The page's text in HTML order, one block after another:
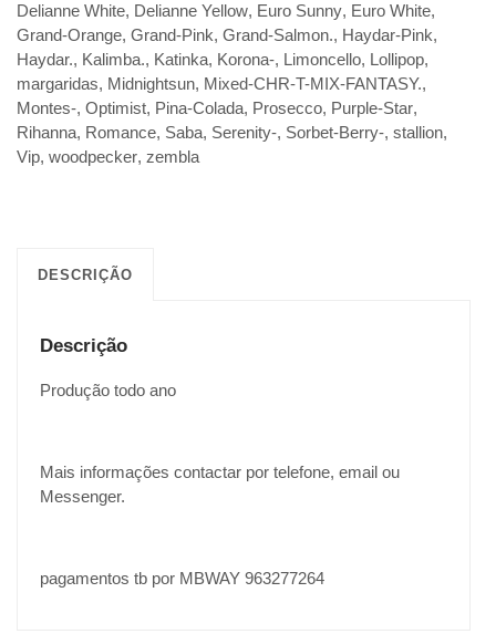
Delianne White, Delianne Yellow, Euro Sunny, Euro White,
Grand-Orange, Grand-Pink, Grand-Salmon., Haydar-Pink,
Haydar., Kalimba., Katinka, Korona-, Limoncello, Lollipop,
margaridas, Midnightsun, Mixed-CHR-T-MIX-FANTASY.,
Montes-, Optimist, Pina-Colada, Prosecco, Purple-Star,
Rihanna, Romance, Saba, Serenity-, Sorbet-Berry-, stallion,
Vip, woodpecker, zembla
DESCRIÇÃO
Descrição
Produção todo ano
Mais informações contactar por telefone, email ou
Messenger.
pagamentos tb por MBWAY 963277264